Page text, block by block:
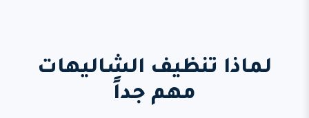
لماذا تنظيف الشاليهات
مهم جداً